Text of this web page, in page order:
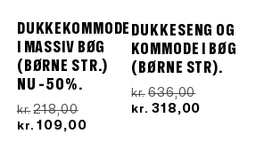
DUKKEKOMMODE
I MASSIV BØG
(BØRNE STR.)
NU -50%.
kr. 218,00Den
oprindelige
kr. 109,00Den
DUKKESENG OG
KOMMODE I BØG
(BØRNE STR).
kr. 636,00Den
kr. 318,00